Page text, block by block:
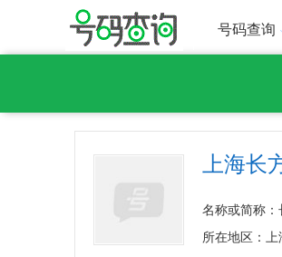
号码查询
上海长
名称或简称：
所在地区：上